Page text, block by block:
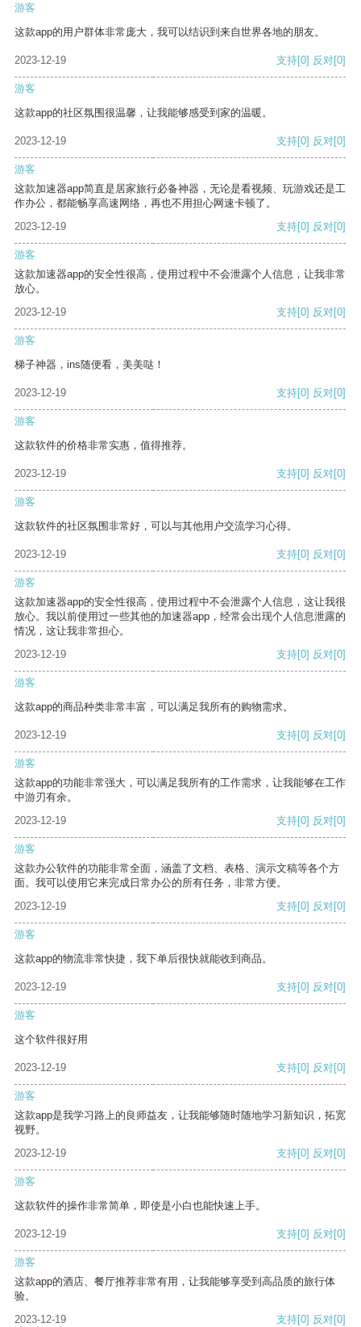
游客
这款app的用户群体非常庞大，我可以结识到来自世界各地的朋友。
2023-12-19 支持[0] 反对[0]
游客
这款app的社区氛围很温馨，让我能够感受到家的温暖。
2023-12-19 支持[0] 反对[0]
游客
这款加速器app简直是居家旅行必备神器，无论是看视频、玩游戏还是工
作办公，都能畅享高速网络，再也不用担心网速卡顿了。
2023-12-19
支持[0] 反对[0]
游客
这款加速器app的安全性很高，使用过程中不会泄露个人信息，让我非常
放心。
2023-12-19
支持[0] 反对[0]
游客
梯子神器，ins随便看，美美哒！
2023-12-19 支持[0] 反对[0]
游客
这款软件的价格非常实惠，值得推荐。
2023-12-19 支持[0] 反对[0]
游客
这款软件的社区氛围非常好，可以与其他用户交流学习心得。
2023-12-19 支持[0] 反对[0]
游客
这款加速器app的安全性很高，使用过程中不会泄露个人信息，这让我很
放心。我以前使用过一些其他的加速器app，经常会出现个人信息泄露的
情况，这让我非常担心。
2023-12-19
支持[0] 反对[0]
游客
这款app的商品种类非常丰富，可以满足我所有的购物需求。
2023-12-19 支持[0] 反对[0]
游客
这款app的功能非常强大，可以满足我所有的工作需求，让我能够在工作
中游刃有余。
2023-12-19
支持[0] 反对[0]
游客
这款办公软件的功能非常全面，涵盖了文档、表格、演示文稿等各个方
面。我可以使用它来完成日常办公的所有任务，非常方便。
2023-12-19
支持[0] 反对[0]
游客
这款app的物流非常快捷，我下单后很快就能收到商品。
2023-12-19 支持[0] 反对[0]
游客
这个软件很好用
2023-12-19 支持[0] 反对[0]
游客
这款app是我学习路上的良师益友，让我能够随时随地学习新知识，拓宽
视野。
2023-12-19
支持[0] 反对[0]
游客
这款软件的操作非常简单，即使是小白也能快速上手。
2023-12-19 支持[0] 反对[0]
游客
这款app的酒店、餐厅推荐非常有用，让我能够享受到高品质的旅行体
验。
2023-12-19
支持[0] 反对[0]